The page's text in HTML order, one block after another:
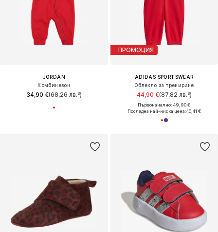
JORDAN
Комбинезон
34,90 €(68,26 лв.³)
ПРОМОЦИЯ
ADIDAS SPORTSWEAR
Облекло за трениране
44,90 €(87,82 лв.³)
Първоначално: 49,90 €
Последна най-ниска цена:40,41 €